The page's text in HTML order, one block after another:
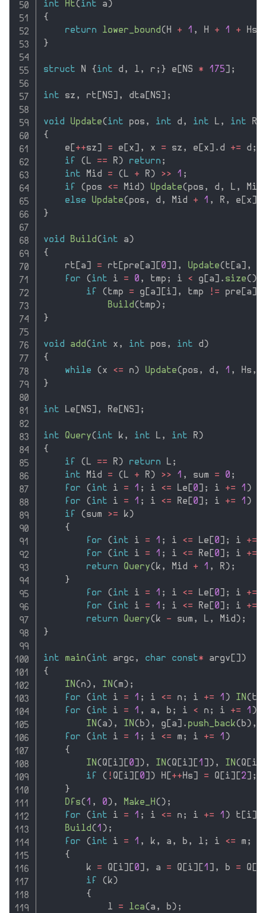
int Ht(int a)
{
return
lower_bound(H + 1 , H + 1 + Hs
}
struct N {int d , l , r ; } e [NS * 175] ;
int sz , rt [NS] , dta [NS] ;
void Update(int pos , int d , int L , int R
{
    e
[++sz] = e [x] , x = sz , e [x] . d += d ;
if
(L == R) return ;
int Mid = (L + R) >> 1 ;
if
(pos <= Mid) Update(pos , d , L , Mid
else
Update(pos , d , Mid + 1 , R , e [x]
}
void Build(int a)
{
    rt
[a] = rt [pre [a] [0] ] , Update(t [a] ,
for
(int i = 0 , tmp ; i < g [a] . size()
if
(tmp = g [a] [i] , tmp != pre [a]
Build(tmp) ;
}
void add(int x , int pos , int d)
{
while
(x <= n) Update(pos , d , 1 , Hs ,
}
int Le [NS] , Re [NS] ;
int Query(int k , int L , int R)
{
if
(L == R) return L ;
int Mid = (L + R) >> 1 , sum = 0 ;
for
(int i = 1 ; i <= Le [0] ; i += 1 )
for
(int i = 1 ; i <= Re [0] ; i += 1 )
if
(sum >= k)
{
for
(int i = 1 ; i <= Le [0] ; i +=
for
(int i = 1 ; i <= Re [0] ; i +=
return
Query(k , Mid + 1 , R) ;
}
for
(int i = 1 ; i <= Le [0] ; i +=
for
(int i = 1 ; i <= Re [0] ; i +=
return
Query(k - sum , L , Mid) ;
}
int main(int argc , char const* argv [] )
{
IN(n) , IN(m) ;
for
(int i = 1 ; i <= n ; i += 1 ) IN(t
for
(int i = 1 , a , b ; i < n ; i += 1 )
IN(a) , IN(b) , g [a] . push_back(b) ,
for
(int i = 1 ; i <= m ; i += 1 )
{
IN(Q [i] [0] ) , IN(Q [i] [1 ] ) , IN(Q [i
if
( ! Q [i] [0] ) H [++Hs] = Q [i] [2] ;
}
Dfs(1 , 0) , Make_H() ;
for
(int i = 1 ; i <= n ; i += 1 ) t [i]
Build(1 ) ;
for
(int i = 1 , k , a , b , l ; i <= m ;
{
        k
= Q [i] [0] , a = Q [i] [1 ] , b = Q [
if
(k)
{
            l
= lca(a , b) ;